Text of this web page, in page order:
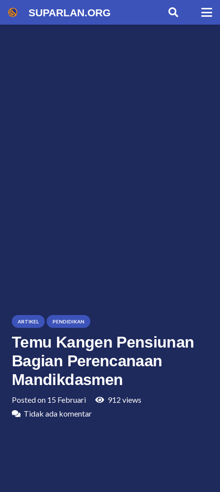
SUPARLAN.ORG
ARTIKEL PENDIDIKAN
Temu Kangen Pensiunan
Bagian Perencanaan
Mandikdasmen
Posted on 15 Februari 912 views
Tidak ada komentar